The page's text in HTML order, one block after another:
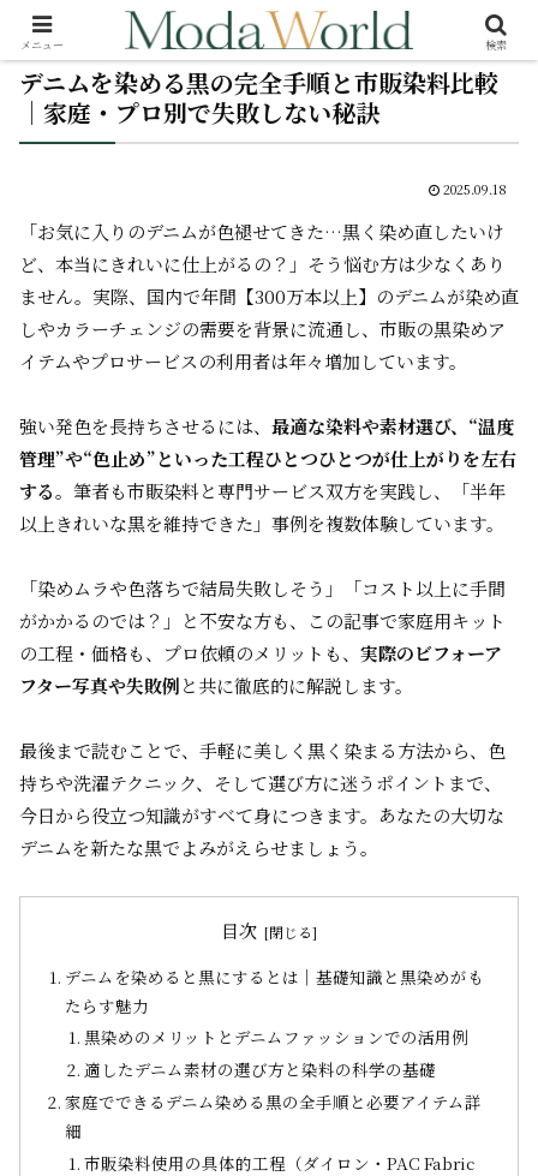
デニムを染める黒の完全手順と市販染料比較
｜家庭・プロ別で失敗しない秘訣
2025.09.18
「お気に入りのデニムが色褪せてきた…黒く染め直したいけ
ど、本当にきれいに仕上がるの？」そう悩む方は少なくあり
ません。実際、国内で年間【300万本以上】のデニムが染め直
しやカラーチェンジの需要を背景に流通し、市販の黒染めア
イテムやプロサービスの利用者は年々増加しています。
強い発色を長持ちさせるには、 最適な染料や素材選び、“温度
管理”や“色止め”といった工程ひとつひとつが仕上がりを左右
する――。筆者も市販染料と専門サービス双方を実践し、「半年
以上きれいな黒を維持できた」事例を複数体験しています。
「染めムラや色落ちで結局失敗しそう」「コスト以上に手間
がかかるのでは？」と不安な方も、この記事で家庭用キット
の工程・価格も、プロ依頼のメリットも、 実際のビフォーア
フター写真や失敗例と共に徹底的に解説します。
最後まで読むことで、手軽に美しく黒く染まる方法から、色
持ちや洗濯テクニック、そして選び方に迷うポイントまで、
今日から役立つ知識がすべて身につきます。あなたの大切な
デニムを新たな黒でよみがえらせましょう。
目次
デニムを染めると黒にするとは｜基礎知識と黒染めがも
たらす魅力
黒染めのメリットとデニムファッションでの活用例
適したデニム素材の選び方と染料の科学の基礎
家庭でできるデニム染める黒の全手順と必要アイテム詳
細
市販染料使用の具体的工程（ダイロン・PAC Fabric
メニュー 検索